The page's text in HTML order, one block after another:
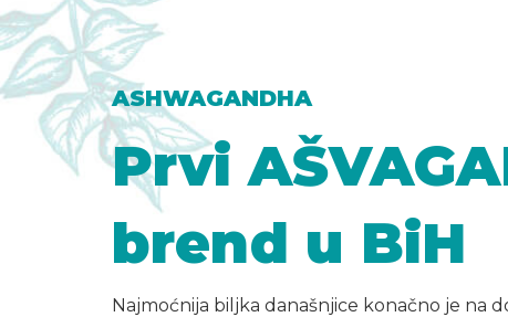
ASHWAGANDHA
Prvi
brend u BiH
Najmoćnija biljka današnjice konačno je na